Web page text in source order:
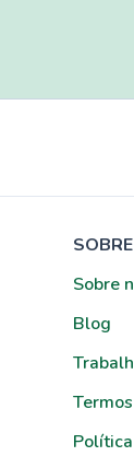
Sobre
Blog